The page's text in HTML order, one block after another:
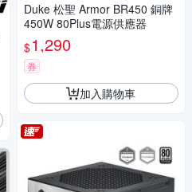
Duke 松聖 Armor BR450 銅牌
450W 80Plus電源供應器
$1,290
券
加入購物車